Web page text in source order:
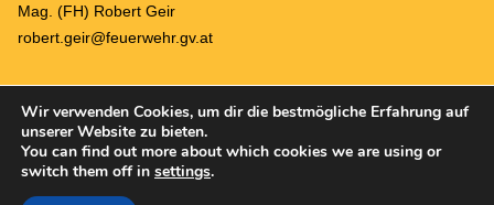
Mag. (FH) Robert Geir
robert.geir@feuerwehr.gv.at
ARCHIV DATENSCHUTZ & IMPRESSUM
Wir verwenden Cookies, um dir die bestmögliche Erfahrung auf
unserer Website zu bieten.
You can find out more about which cookies we are using or
switch them off in settings.